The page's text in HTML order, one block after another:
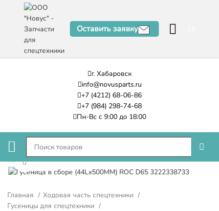
Оставить заявку
г. Хабаровск
info@novusparts.ru
+7 (4212) 68-06-86
+7 (984) 298-74-68
Пн-Вс с 9:00 до 18:00
Нажмите, чтобы увеличить
Главная
Ходовая часть спецтехники
Гусеницы для спецтехники